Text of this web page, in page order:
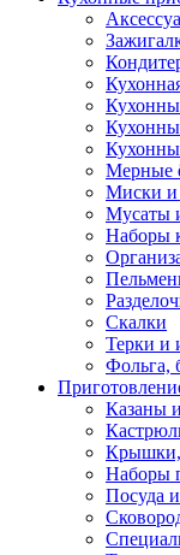
Мерные
Миски и
Мусаты
Наборы
Скалки
Терки и
Фольга,
Казаны
Крышки,
Наборы
Посуда